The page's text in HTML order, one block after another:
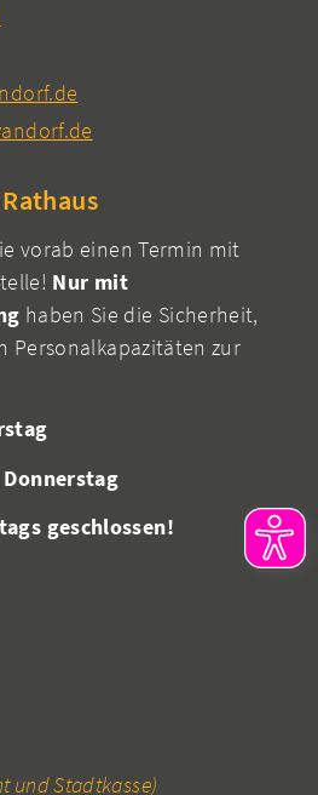
vorab einen Termin mit
Nur mit
haben Sie die Sicherheit,
Personalkapazitäten zur
geschlossen!
und Stadtkasse)